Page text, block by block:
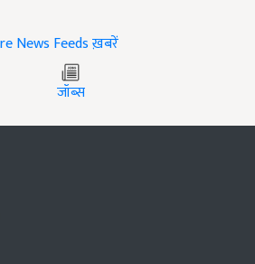
ख़बरें
जॉब्स